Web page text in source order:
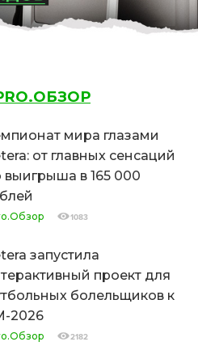
мира глазами
от главных сенсаций
выигрыша в 165 000
1083
запустила
проект для
болельщиков к
2026
2182